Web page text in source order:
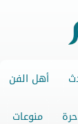
أهل الفن
منوعات